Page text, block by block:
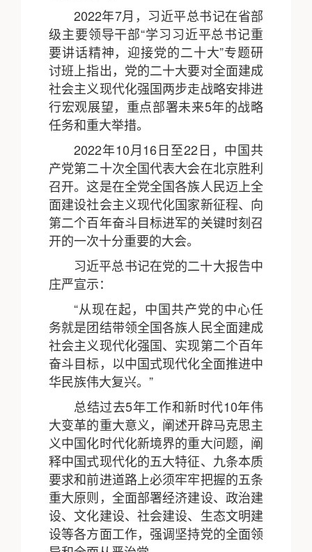
2022年7月，习近平总书记在省部
级主要领导干部“学习习近平总书记重
要讲话精神，迎接党的二十大”专题研
讨班上指出，党的二十大要对全面建成
社会主义现代化强国两步走战略安排进
行宏观展望，重点部署未来5年的战略
任务和重大举措。
2022年10月16日至22日，中国共
产党第二十次全国代表大会在北京胜利
召开。这是在全党全国各族人民迈上全
面建设社会主义现代化国家新征程、向
第二个百年奋斗目标进军的关键时刻召
开的一次十分重要的大会。
习近平总书记在党的二十大报告中
庄严宣示：
“从现在起，中国共产党的中心任
务就是团结带领全国各族人民全面建成
社会主义现代化强国、实现第二个百年
奋斗目标，以中国式现代化全面推进中
华民族伟大复兴。”
总结过去5年工作和新时代10年伟
大变革的重大意义，阐述开辟马克思主
义中国化时代化新境界的重大问题，阐
释中国式现代化的五大特征、九条本质
要求和前进道路上必须牢牢把握的五条
重大原则，全面部署经济建设、政治建
设、文化建设、社会建设、生态文明建
设等各方面工作，强调坚持党的全面领